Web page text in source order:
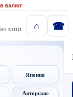
валют
АЗИИ
Япония
Авторские